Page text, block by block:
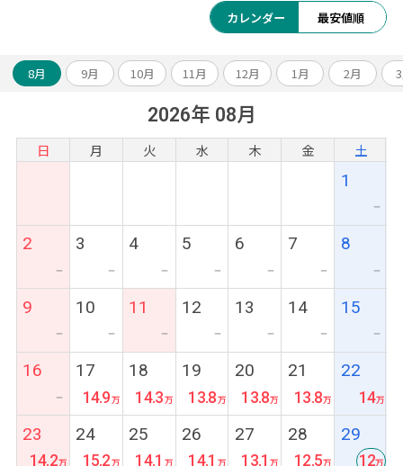
カレンダー 最安値順
8月 9月 10月 11月 12月 1月 2月
2026年 08月
日 月 火 水 木 金 土
1
ー
2
ー
3
ー
4
ー
5
ー
6
ー
7
ー
8
ー
9
ー
10
ー
11
ー
12
ー
13
ー
14
ー
15
ー
16
ー
17
14.9
18
14.3
19
13.8
20
13.8
21
13.8
22
14
23
14.2
24
15.2
25
14.1
26
14.1
27
13.1
28
12.5
29
12